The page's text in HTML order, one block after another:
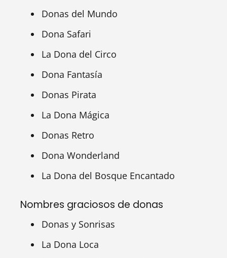
Donas del Mundo
Dona Safari
La Dona del Circo
Dona Fantasía
Donas Pirata
La Dona Mágica
Donas Retro
Dona Wonderland
La Dona del Bosque Encantado
Nombres graciosos de donas
Donas y Sonrisas
La Dona Loca